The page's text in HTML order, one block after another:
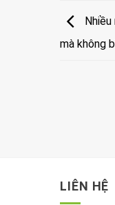
mà không
LIÊN HỆ